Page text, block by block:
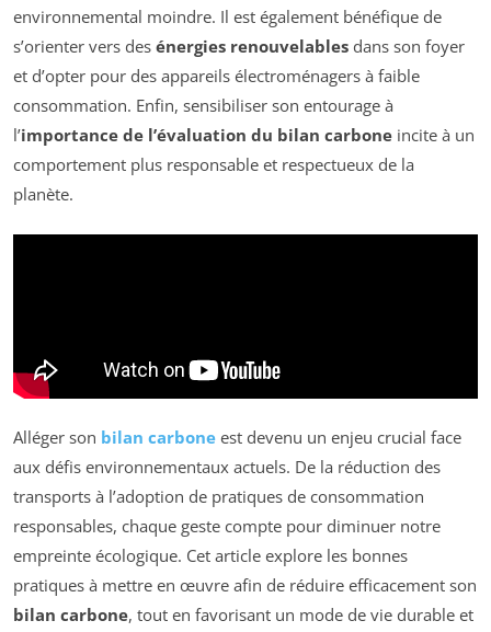
environnemental moindre. Il est également bénéfique de
s’orienter vers des énergies renouvelables dans son foyer
et d’opter pour des appareils électroménagers à faible
consommation. Enfin, sensibiliser son entourage à
l’importance de l’évaluation du bilan carbone incite à un
comportement plus responsable et respectueux de la
planète.
Alléger son bilan carbone est devenu un enjeu crucial face
aux défis environnementaux actuels. De la réduction des
transports à l’adoption de pratiques de consommation
responsables, chaque geste compte pour diminuer notre
empreinte écologique. Cet article explore les bonnes
pratiques à mettre en œuvre afin de réduire efficacement son
bilan carbone, tout en favorisant un mode de vie durable et